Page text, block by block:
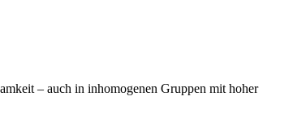
– auch in inhomogenen Gruppen mit hoher